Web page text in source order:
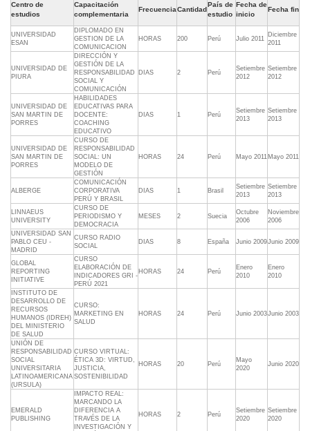
Centro de
estudios
Capacitación
complementaria
FrecuenciaCantidad
País de
estudio
Fecha de
inicio
Fecha fin
UNIVERSIDAD
ESAN
DIPLOMADO EN
GESTION DE LA
COMUNICACION
HORAS 200 Perú Julio 2011
Diciembre
2011
UNIVERSIDAD DE
PIURA
DIRECCIÓN Y
GESTIÓN DE LA
RESPONSABILIDAD
SOCIAL Y
COMUNICACIÓN
DIAS 2 Perú
Setiembre
2012
Setiembre
2012
UNIVERSIDAD DE
SAN MARTIN DE
PORRES
HABILIDADES
EDUCATIVAS PARA
DOCENTE:
COACHING
EDUCATIVO
DIAS 1 Perú
Setiembre
2013
Setiembre
2013
UNIVERSIDAD DE
SAN MARTIN DE
PORRES
CURSO DE
RESPONSABILIDAD
SOCIAL: UN
MODELO DE
GESTIÓN
HORAS 24 Perú Mayo 2011 Mayo 2011
ALBERGE
COMUNICACIÓN
CORPORATIVA
PERÚ Y BRASIL
DIAS 1 Brasil
Setiembre
2013
Setiembre
2013
LINNAEUS
UNIVERSITY
CURSO DE
PERIODISMO Y
DEMOCRACIA
MESES 2 Suecia
Octubre
2006
Noviembre
2006
UNIVERSIDAD SAN
PABLO CEU -
MADRID
CURSO RADIO
SOCIAL
DIAS 8 España Junio 2009Junio 2009
GLOBAL
REPORTING
INITIATIVE
CURSO
ELABORACIÓN DE
INDICADORES GRI -
PERÚ 2021
HORAS 24 Perú
Enero
2010
Enero
2010
INSTITUTO DE
DESARROLLO DE
RECURSOS
HUMANOS (IDREH)
DEL MINISTERIO
DE SALUD
CURSO:
MARKETING EN
SALUD
HORAS 24 Perú Junio 2003Junio 2003
UNIÓN DE
RESPONSABILIDAD
SOCIAL
UNIVERSITARIA
LATINOAMERICANA
(URSULA)
CURSO VIRTUAL:
ÉTICA 3D: VIRTUD,
JUSTICIA,
SOSTENIBILIDAD
HORAS 20 Perú
Mayo
2020
Junio 2020
EMERALD
PUBLISHING
IMPACTO REAL:
MARCANDO LA
DIFERENCIA A
TRAVÉS DE LA
INVESTIGACIÓN Y
HORAS 2 Perú
Setiembre
2020
Setiembre
2020